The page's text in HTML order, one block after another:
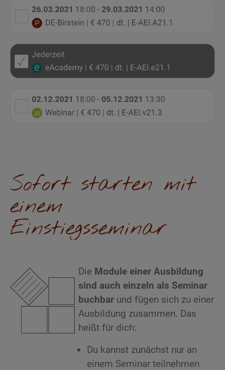
Sofort starten mit
einem
Einstiegsseminar
Die Module einer Ausbildung
sind auch einzeln als Seminar
buchbarund fügen sich zu einer
Ausbildung zusammen. Das
heißt für dich:
Du kannst zunächst nur an
einem Seminar teilnehmen